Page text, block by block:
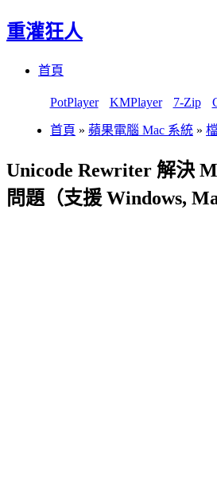
重灌狂人
首頁
PotPlayer KMPlayer 7-Zip
首頁 » 蘋果電腦 Mac 系統 »
Unicode Rewriter 解決
問題（支援 Windows,